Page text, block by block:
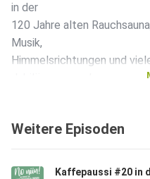
in der
120 Jahre alten
Musik,
Himmelsrichtungen und
Camping-Einsteiger &
Weitere Episoden